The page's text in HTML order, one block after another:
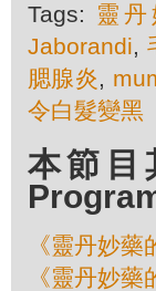
Tags: 靈
Jaborandi,
腮腺炎,
令白髮變黑
本節目
《靈丹妙
《靈丹妙